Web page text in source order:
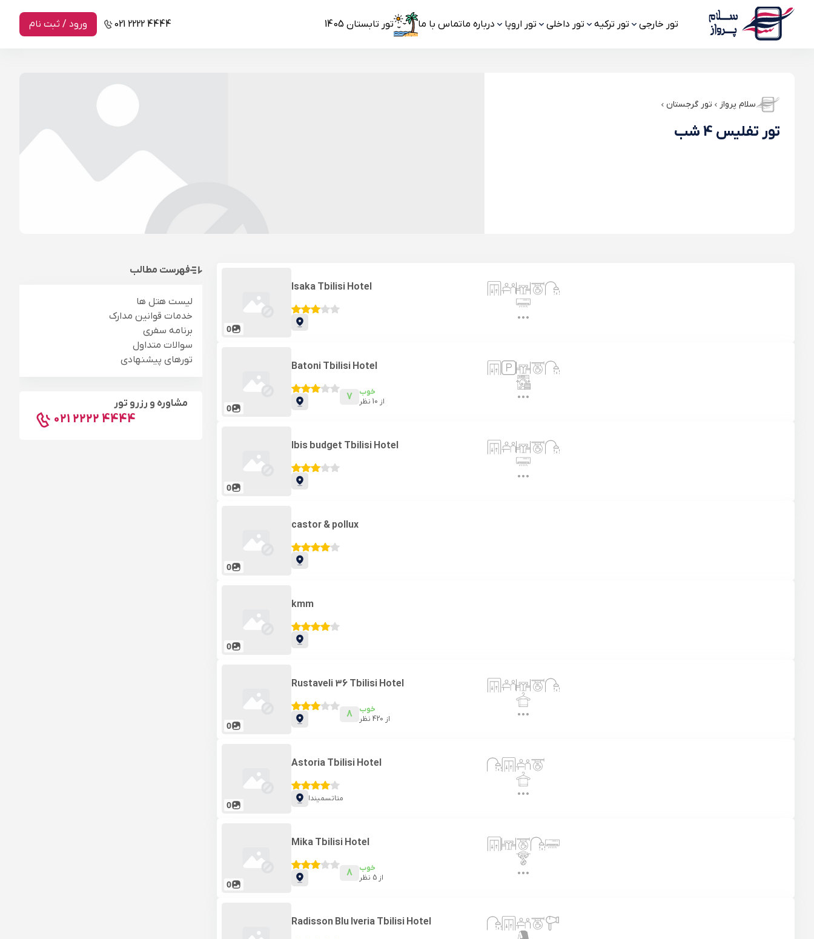
تور خارجی تور ترکیه تور داخلی تور اروپا درباره ماتماس با ما تور تابستان 1405 021 2222 4444 ورود / ثبت نام
سلام پرواز تور گرجستان
تور تفلیس 4 شب
0
Isaka Tbilisi Hotel
0
Batoni Tbilisi Hotel
7
خوب
از 10نظر
0
Ibis budget Tbilisi Hotel
0
castor & pollux
0
kmm
0
Rustaveli 36 Tbilisi Hotel
8
خوب
از 420نظر
0
Astoria Tbilisi Hotel
متاتسمیندا
0
Mika Tbilisi Hotel
8
خوب
از 5 نظر
Radisson Blu Iveria Tbilisi Hotel
فهرست مطالب
لیست هتل ها
خدمات قوانین مدارک
برنامه سفری
سوالات متداول
تورهای پیشنهادی
مشاوره و رزرو تور
021 2222 4444